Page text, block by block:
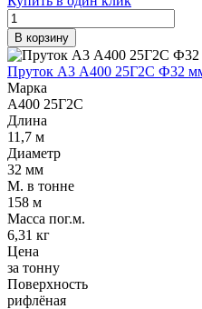
В корзину
Пруток А3 А400 25Г2С Ф32
Марка
А400 25Г2С
Длина
11,7 м
Диаметр
32 мм
М. в тонне
158 м
Масса пог.м.
6,31 кг
Цена
за тонну
Поверхность
рифлёная